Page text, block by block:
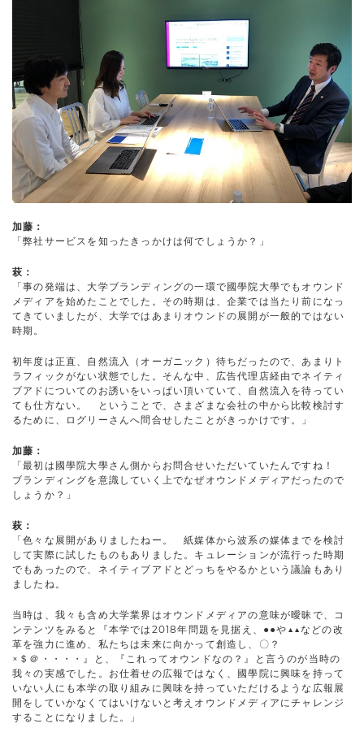
加藤：
「弊社サービスを知ったきっかけは何でしょうか？」
萩：
「事の発端は、大学ブランディングの一環で國學院大學でもオウンド
メディアを始めたことでした。その時期は、企業では当たり前になっ
てきていましたが、大学ではあまりオウンドの展開が一般的ではない
時期。
初年度は正直、自然流入（オーガニック）待ちだったので、あまりト
ラフィックがない状態でした。そんな中、広告代理店経由でネイティ
ブアドについてのお誘いをいっぱい頂いていて、自然流入を待ってい
ても仕方ない。 ということで、さまざまな会社の中から比較検討す
るために、ログリーさんへ問合せしたことがきっかけです。」
加藤：
「最初は國學院大學さん側からお問合せいただいていたんですね！
ブランディングを意識していく上でなぜオウンドメディアだったので
しょうか？」
萩：
「色々な展開がありましたねー。 紙媒体から波系の媒体までを検討
して実際に試したものもありました。キュレーションが流行った時期
でもあったので、ネイティブアドとどっちをやるかという議論もあり
ましたね。
当時は、我々も含め大学業界はオウンドメディアの意味が曖昧で、コ
ンテンツをみると『本学では2018年問題を見据え、●●や▲▲などの改
革を強力に進め、私たちは未来に向かって創造し、〇？
×＄＠・・・・』と、『これってオウンドなの？』と言うのが当時の
我々の実感でした。お仕着せの広報ではなく、國學院に興味を持って
いない人にも本学の取り組みに興味を持っていただけるような広報展
開をしていかなくてはいけないと考えオウンドメディアにチャレンジ
することになりました。」